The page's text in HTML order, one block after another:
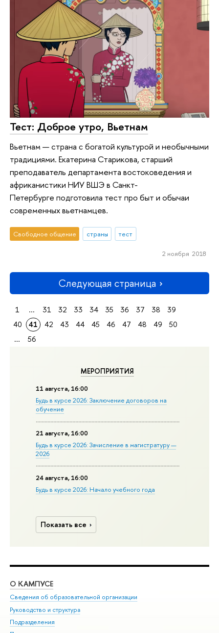
МЕРОПРИЯТИЯ
11 августа, 16:00
Будь в курсе 2026: Заключение договоров на
обучение
21 августа, 16:00
Будь в курсе 2026: Зачисление в магистратуру —
2026
24 августа, 16:00
Будь в курсе 2026: Начало учебного года
Показать все
Тест: Доброе утро, Вьетнам
Вьетнам — страна с богатой культурой и необычными
традициями. Екатерина Старикова, старший
преподаватель департамента востоковедения и
африканистики НИУ ВШЭ в Санкт-
Петербурге подготовила тест про быт и обычаи
современных вьетнамцев.
Свободное общение страны тест
2 ноября 2018
Следующая страница
1 ... 31 32 33 34 35 36 37 38
39
40
41 42 43 44 45 46 47 48 49
50
...
56
О КАМПУСЕ
Сведения об образовательной организации
Руководство и структура
Подразделения